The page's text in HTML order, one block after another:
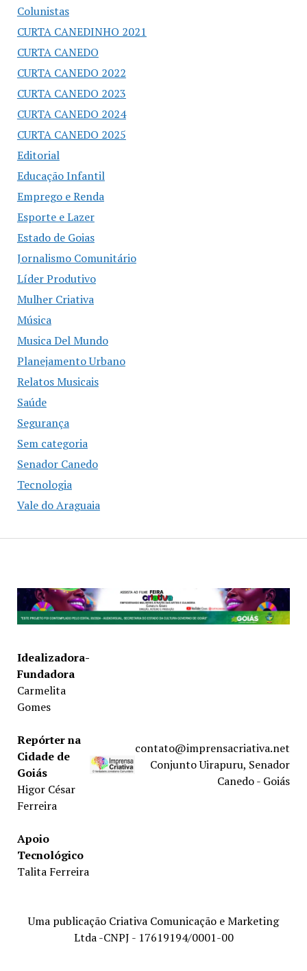
Colunistas
CURTA CANEDINHO 2021
CURTA CANEDO
CURTA CANEDO 2022
CURTA CANEDO 2023
CURTA CANEDO 2024
CURTA CANEDO 2025
Editorial
Educação Infantil
Emprego e Renda
Esporte e Lazer
Estado de Goias
Jornalismo Comunitário
Líder Produtivo
Mulher Criativa
Música
Musica Del Mundo
Planejamento Urbano
Relatos Musicais
Saúde
Segurança
Sem categoria
Senador Canedo
Tecnologia
Vale do Araguaia
Idealizadora-
Fundadora
Carmelita
Gomes
Repórter na
Cidade de
Goiás
Higor César
Ferreira
Apoio
Tecnológico
Talita Ferreira
contato@imprensacriativa.net
Conjunto Uirapuru, Senador
Canedo - Goiás
Uma publicação Criativa Comunicação e Marketing
Ltda -CNPJ - 17619194/0001-00